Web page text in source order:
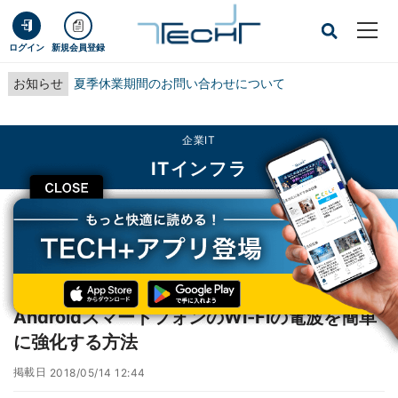
ログイン 新規会員登録
お知らせ 夏季休業期間のお問い合わせについて
CLOSE
企業IT
ITインフラ
TECH+ 企業IT
ITインフラ
AndroidスマートフォンのWi-Fiの電波を簡単に強化する方法
AndroidスマートフォンのWi-Fiの電波を簡単
に強化する方法
掲載日 2018/05/14 12:44